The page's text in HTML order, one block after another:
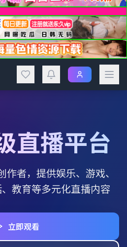
直播平台
者，提供娱乐、游戏、
教育等多元化直播内容
立即观看